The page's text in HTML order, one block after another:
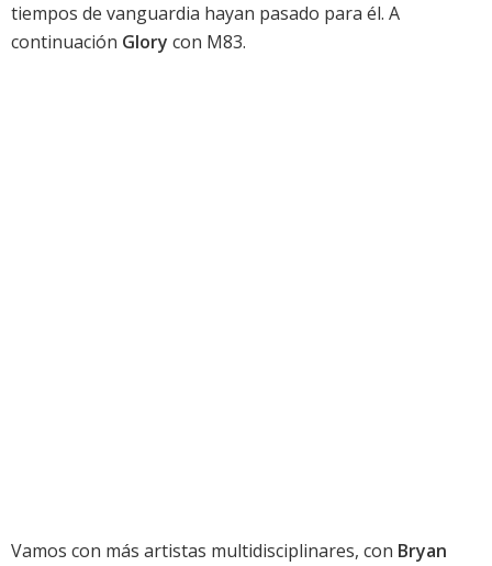
tiempos de vanguardia hayan pasado para él. A
continuación Glory con M83.
Vamos con más artistas multidisciplinares, con Bryan